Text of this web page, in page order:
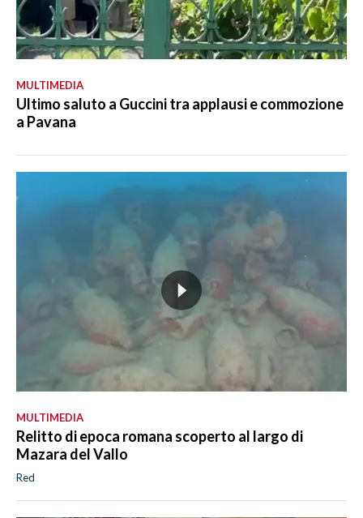
MULTIMEDIA
Ultimo saluto a Guccini tra applausi e commozione
a Pavana
MULTIMEDIA
Relitto di epoca romana scoperto al largo di
Mazara del Vallo
Red